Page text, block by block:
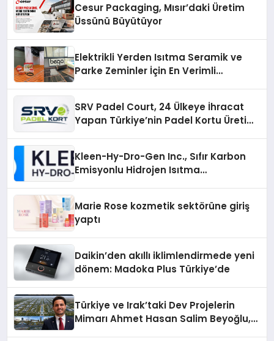
Cesur Packaging, Mısır’daki Üretim
Üssünü Büyütüyor
Elektrikli Yerden Isıtma Seramik ve
Parke Zeminler İçin En Verimli
SRV Padel Court, 24 Ülkeye İhracat
Yapan Türkiye’nin Padel Kortu Üretim
Kleen-Hy-Dro-Gen Inc., Sıfır Karbon
Emisyonlu Hidrojen Isıtma
Marie Rose kozmetik sektörüne giriş
yaptı
Daikin’den akıllı iklimlendirmede yeni
dönem: Madoka Plus Türkiye’de
Türkiye ve Irak’taki Dev Projelerin
Mimarı Ahmet Hasan Salim Beyoğlu,